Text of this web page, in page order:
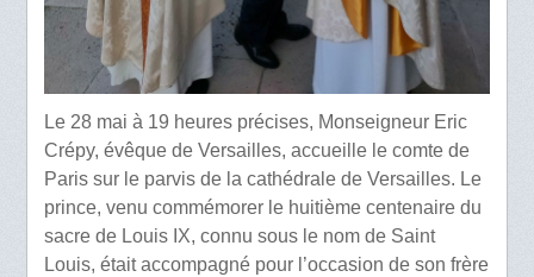
Le 28 mai à 19 heures précises, Monseigneur Eric
Crépy, évêque de Versailles, accueille le comte de
Paris sur le parvis de la cathédrale de Versailles. Le
prince, venu commémorer le huitième centenaire du
sacre de Louis IX, connu sous le nom de Saint
Louis, était accompagné pour l’occasion de son frère